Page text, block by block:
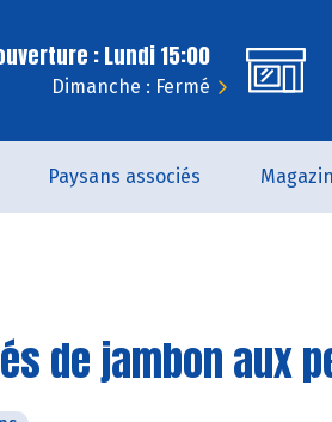
: Lundi 15:00
Dimanche : Fermé
Paysans associés
de jambon aux